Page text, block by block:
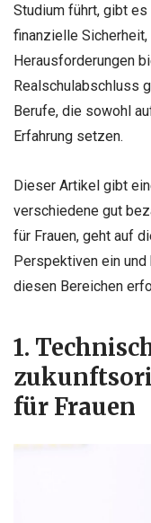
Studium führt, gibt
finanzielle
Herausforderungen
Realschulabschluss
Berufe, die sowohl
Erfahrung setzen.
Dieser Artikel gibt
verschiedene gut
für Frauen, geht auf
Perspektiven ein
diesen Bereichen
1.
für Frauen